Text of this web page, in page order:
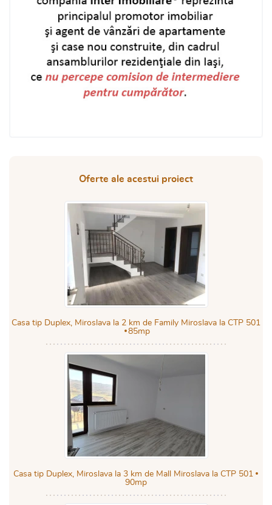
Oferte ale acestui proiect
Casa tip Duplex, Miroslava la 2 km de Family Miroslava la CTP 501
85mp
Casa tip Duplex, Miroslava la 3 km de Mall Miroslava la CTP 501
90mp